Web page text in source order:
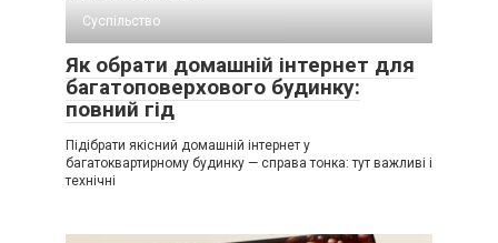
Суспільство
Як обрати домашній інтернет для
багатоповерхового будинку:
повний гід
Підібрати якісний домашній інтернет у
багатоквартирному будинку — справа тонка: тут важливі і
технічні